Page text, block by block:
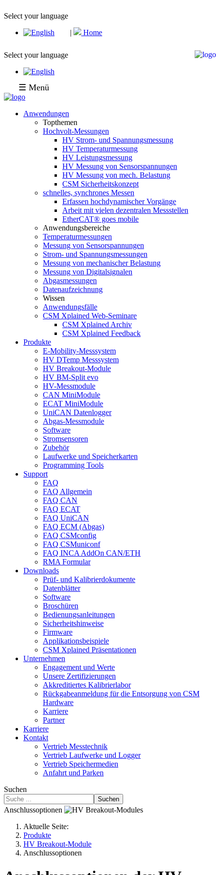
Select your language
|
Home
Select your language
☰ Menü
Anwendungen
Topthemen
Hochvolt-Messungen
HV Strom- und Spannungsmessung
HV Temperaturmessung
HV Leistungsmessung
HV Messung von Sensorspannungen
HV Messung von mech. Belastung
CSM Sicherheitskonzept
schnelles, synchrones Messen
Erfassen hochdynamischer Vorgänge
Arbeit mit vielen dezentralen Messstellen
EtherCAT® goes mobile
Anwendungsbereiche
Temperaturmessungen
Messung von Sensorspannungen
Strom- und Spannungsmessungen
Messung von mechanischer Belastung
Messung von Digitalsignalen
Abgasmessungen
Datenaufzeichnung
Wissen
Anwendungsfälle
CSM Xplained Web-Seminare
CSM Xplained Archiv
CSM Xplained Feedback
Produkte
E-Mobility-Messsystem
HV DTemp Messsystem
HV Breakout-Module
HV BM-Split evo
HV-Messmodule
CAN MiniModule
ECAT MiniModule
UniCAN Datenlogger
Abgas-Messmodule
Software
Stromsensoren
Zubehör
Laufwerke und Speicherkarten
Programming Tools
Support
FAQ
FAQ Allgemein
FAQ CAN
FAQ ECAT
FAQ UniCAN
FAQ ECM (Abgas)
FAQ CSMconfig
FAQ CSMuniconf
FAQ INCA AddOn CAN/ETH
RMA Formular
Downloads
Prüf- und Kalibrierdokumente
Datenblätter
Software
Broschüren
Bedienungsanleitungen
Sicherheitshinweise
Firmware
Applikationsbeispiele
CSM Xplained Präsentationen
Unternehmen
Engagement und Werte
Unsere Zertifizierungen
Akkreditiertes Kalibrierlabor
Rückgabeanmeldung für die Entsorgung von CSM
Hardware
Karriere
Partner
Karriere
Kontakt
Vertrieb Messtechnik
Vertrieb Laufwerke und Logger
Vertrieb Speichermedien
Anfahrt und Parken
Suchen
Suchen
Anschlussoptionen
Aktuelle Seite:
Produkte
HV Breakout-Module
Anschlussoptionen